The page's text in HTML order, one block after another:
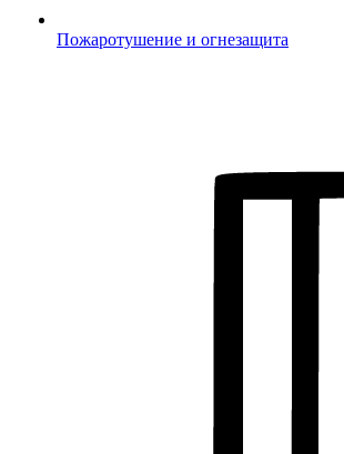
Пожаротушение и огнезащита